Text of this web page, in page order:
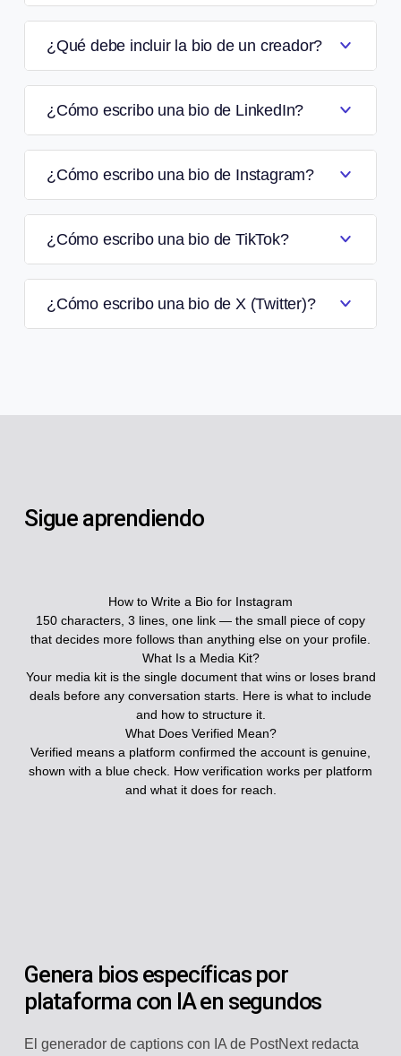
¿Qué debe incluir la bio de un creador?
¿Cómo escribo una bio de LinkedIn?
¿Cómo escribo una bio de Instagram?
¿Cómo escribo una bio de TikTok?
¿Cómo escribo una bio de X (Twitter)?
Sigue aprendiendo
How to Write a Bio for Instagram
150 characters, 3 lines, one link — the small piece of copy
that decides more follows than anything else on your profile.
What Is a Media Kit?
Your media kit is the single document that wins or loses brand
deals before any conversation starts. Here is what to include
and how to structure it.
What Does Verified Mean?
Verified means a platform confirmed the account is genuine,
shown with a blue check. How verification works per platform
and what it does for reach.
Genera bios específicas por
plataforma con IA en segundos
El generador de captions con IA de PostNext redacta